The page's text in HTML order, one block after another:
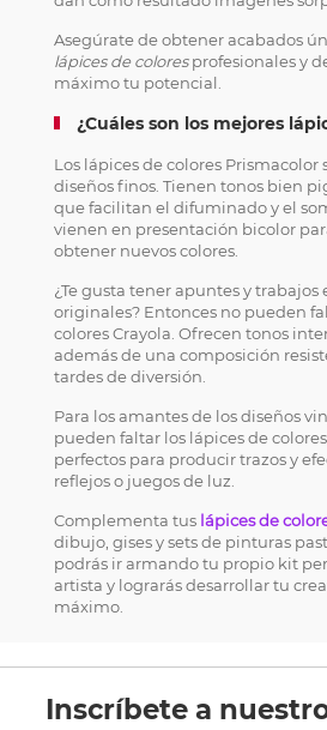
Asegúrate de obtener acabados
lápices de coloresprofesionales y
máximo tu potencial.
¿Cuáles son los mejores
Los lápices de colores Prismacolor
diseños finos. Tienen tonos bien
que facilitan el difuminado y el
vienen en presentación bicolor
obtener nuevos colores.
¿Te gusta tener apuntes y trabajos
originales? Entonces no pueden
colores Crayola. Ofrecen tonos
además de una composición
tardes de diversión.
Para los amantes de los diseños
pueden faltar los lápices de
perfectos para producir trazos y
reflejos o juegos de luz.
Complementa tus lápices de
dibujo, gises y sets de pinturas
podrás ir armando tu propio kit
artista y lograrás desarrollar tu
máximo.
Inscríbete a